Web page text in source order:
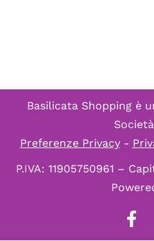
Basilicata Shopping è
Preferenze Privacy-
P.IVA: 11905750961 –